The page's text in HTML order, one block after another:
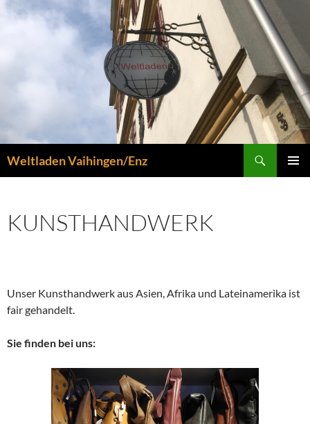
Zum
Inhalt
Weltladen Vaihingen/Enz
KUNSTHANDWERK
Unser Kunsthandwerk aus Asien, Afrika und Lateinamerika ist
fair gehandelt.
Sie finden bei uns: